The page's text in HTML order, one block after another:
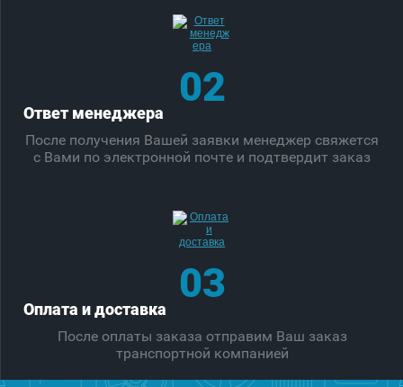
02
Ответ менеджера
После получения Вашей заявки менеджер свяжется
с Вами по электронной почте и подтвердит заказ
03
Оплата и доставка
После оплаты заказа отправим Ваш заказ
транспортной компанией